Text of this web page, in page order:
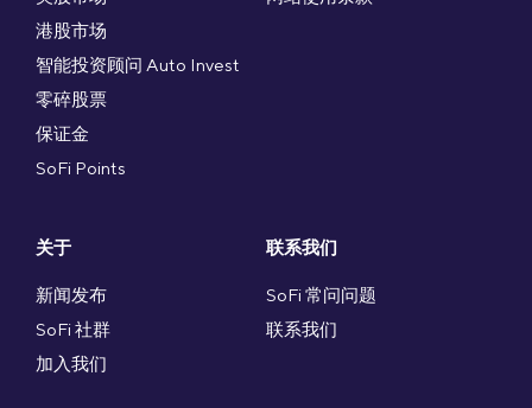
港股市场
智能投资顾问 Auto Invest
零碎股票
保证金
SoFi Points
关于
新闻发布
SoFi 社群
加入我们
联系我们
SoFi 常问问题
联系我们